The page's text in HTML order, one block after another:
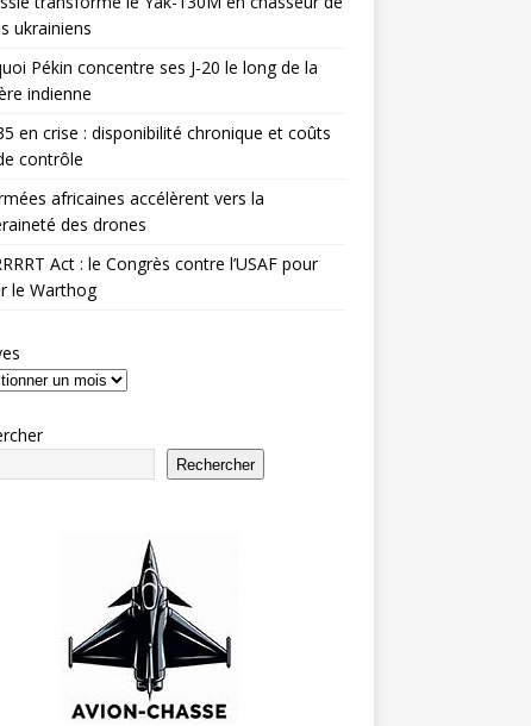
ukrainiens
Pékin concentre ses J-20 le long de la
indienne
en crise : disponibilité chronique et coûts
contrôle
africaines accélèrent vers la
des drones
Act : le Congrès contre l’USAF pour
le Warthog
Rechercher